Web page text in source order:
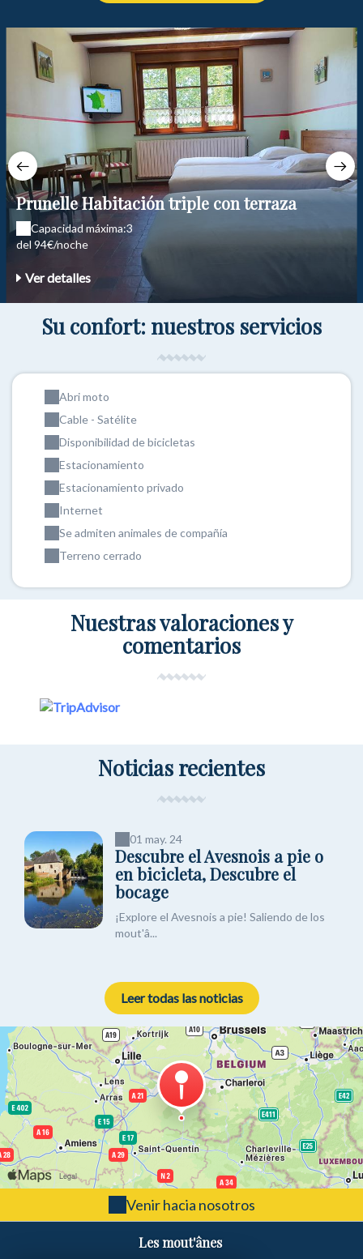
Prunelle Habitación triple con terraza
Capacidad máxima:3
del 94€/noche
Ver detalles
Su confort: nuestros servicios
Abri moto
Cable - Satélite
Disponibilidad de bicicletas
Estacionamiento
Estacionamiento privado
Internet
Se admiten animales de compañía
Terreno cerrado
Nuestras valoraciones y
comentarios
Noticias recientes
01 may. 24
Descubre el Avesnois a pie o
en bicicleta, Descubre el
bocage
¡Explore el Avesnois a pie! Saliendo de los
mout'â...
Leer todas las noticias
Venir hacia nosotros
Les mout'ânes